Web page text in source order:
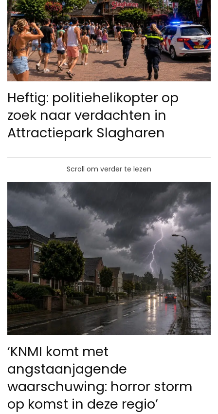
Heftig: politiehelikopter op
zoek naar verdachten in
Attractiepark Slagharen
Scroll om verder te lezen
‘KNMI komt met
angstaanjagende
waarschuwing: horror storm
op komst in deze regio’